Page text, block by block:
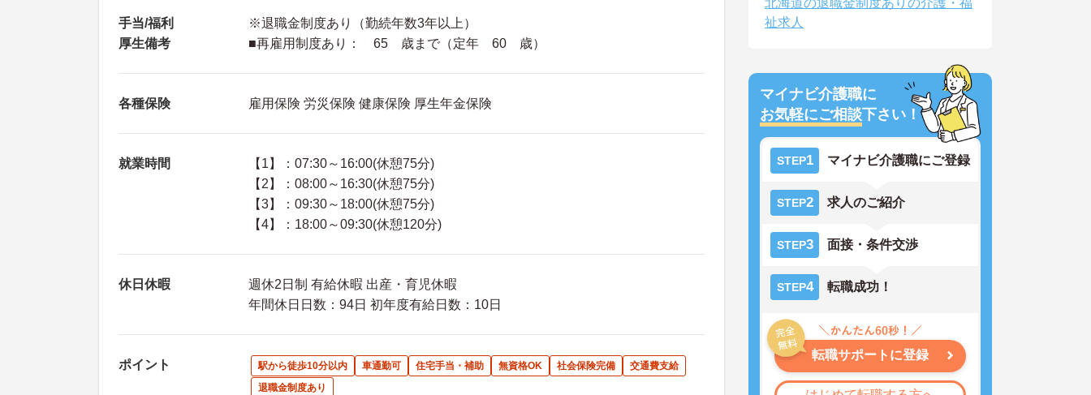
手当/福利
厚生備考
※退職金制度あり（勤続年数3年以上）
■再雇用制度あり： 65 歳まで（定年 60 歳）
各種保険 雇用保険 労災保険 健康保険 厚生年金保険
就業時間
【1】：07:30～16:00(休憩75分)
【2】：08:00～16:30(休憩75分)
【3】：09:30～18:00(休憩75分)
【4】：18:00～09:30(休憩120分)
休日休暇
週休2日制 有給休暇 出産・育児休暇
年間休日日数：94日 初年度有給日数：10日
ポイント 駅から徒歩10分以内 車通勤可 住宅手当・補助 無資格OK 社会保険完備
交通費支給
退職金制度あり
北海道の退職金制度ありの介護・福
祉求人
マイナビ介護職に
お気軽にご相談下さい！
STEP1 マイナビ介護職にご登録
STEP2 求人のご紹介
STEP3 面接・条件交渉
STEP4 転職成功！
転職サポートに登録